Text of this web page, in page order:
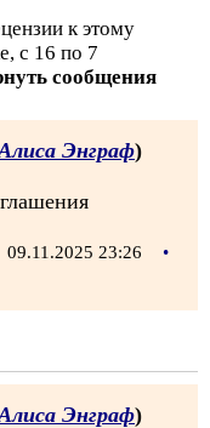
к этому
с 16 по 7
сообщения
Энграф)
09.11.2025 23:26
•
Энграф)